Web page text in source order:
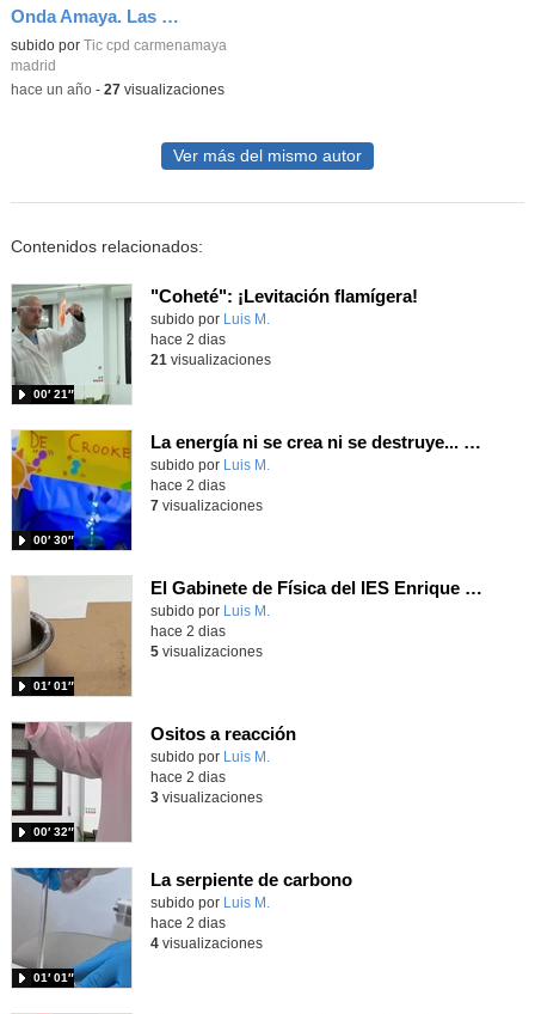
Onda Amaya. Las voces del movimiento. Episodio 1
Contenido educativo.
subido por Tic cpd carmenamaya
madrid
-hace un año- 27visualizaciones
Ver más del mismo autor
Contenidos relacionados:
"Coheté": ¡Levitación flamígera!
Contenido educativo.
subido por Luis M.
00′ 21″
hace 2 dias
21 visualizaciones
La energía ni se crea ni se destruye... ¡se experimenta! El Tierno en la Feria Madrid es Ciencia 2026
Contenido educativo.
subido por Luis M.
00′ 30″
hace 2 dias
7visualizaciones
El Gabinete de Física del IES Enrique Tierno Galván de Parla (Curso 25-26)
Contenido educativo.
subido por Luis M.
01′ 01″
hace 2 dias
5visualizaciones
Ositos a reacción
Contenido educativo.
subido por Luis M.
00′ 32″
hace 2 dias
3visualizaciones
La serpiente de carbono
Contenido educativo.
subido por Luis M.
01′ 01″
hace 2 dias
4visualizaciones